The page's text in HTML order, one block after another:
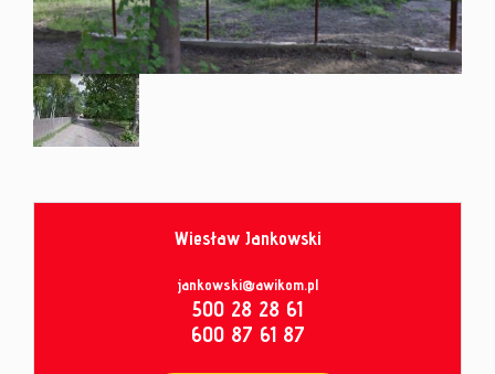
umowy
Wiesław Jankowski
jankowski@awikom.pl
500 28 28 61
600 87 61 87